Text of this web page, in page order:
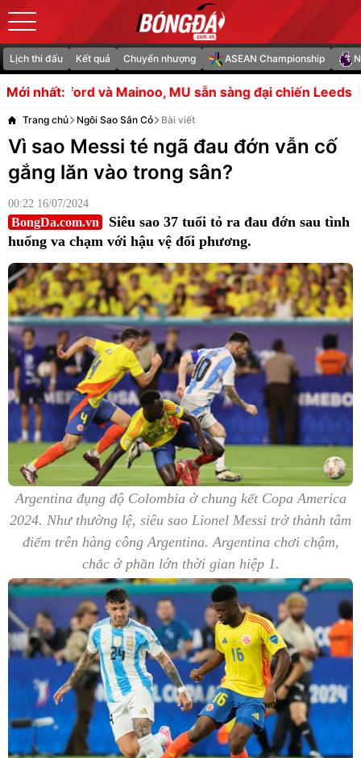
Lịch thi đấu Kết quả Chuyển nhượng ASEAN Championship
Mới nhất:
MU sẵn sàng đại chiến Leeds Gallagher giải cứu
Trang chủ Ngôi Sao Sân Cỏ Bài viết
Vì sao Messi té ngã đau đớn vẫn cố
gắng lăn vào trong sân?
00:22 16/07/2024
BongDa.com.vn
Siêu sao 37 tuổi tỏ ra đau đớn sau tình
huống va chạm với hậu vệ đối phương.
Argentina đụng độ Colombia ở chung kết Copa America
2024. Như thường lệ, siêu sao Lionel Messi trở thành tâm
điểm trên hàng công Argentina. Argentina chơi chậm,
chắc ở phần lớn thời gian hiệp 1.